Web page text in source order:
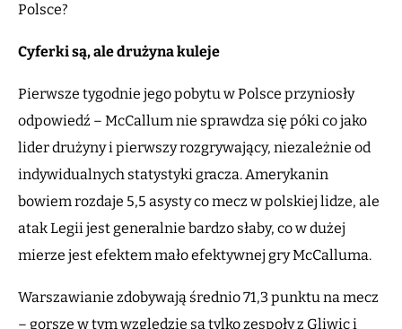
Polsce?
Cyferki są, ale drużyna kuleje
Pierwsze tygodnie jego pobytu w Polsce przyniosły
odpowiedź – McCallum nie sprawdza się póki co jako
lider drużyny i pierwszy rozgrywający, niezależnie od
indywidualnych statystyki gracza. Amerykanin
bowiem rozdaje 5,5 asysty co mecz w polskiej lidze, ale
atak Legii jest generalnie bardzo słaby, co w dużej
mierze jest efektem mało efektywnej gry McCalluma.
Warszawianie zdobywają średnio 71,3 punktu na mecz
– gorsze w tym względzie są tylko zespoły z Gliwic i